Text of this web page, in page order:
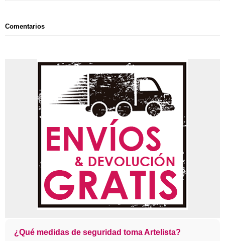
Comentarios
¿Qué medidas de seguridad toma Artelista?